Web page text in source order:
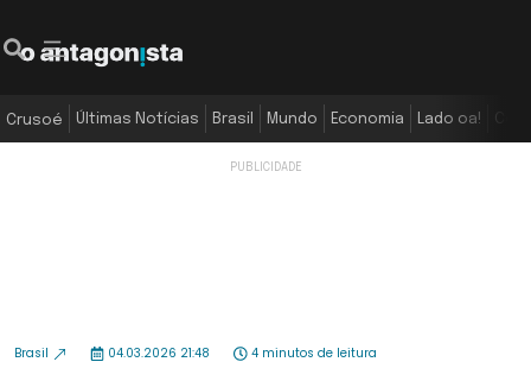
Crusoé Últimas Notícias Brasil Mundo Economia Lado oa!
Brasil 04.03.2026 21:48 4 minutos de leitura